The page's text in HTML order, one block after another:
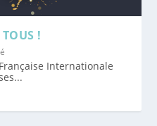
!
Internationale